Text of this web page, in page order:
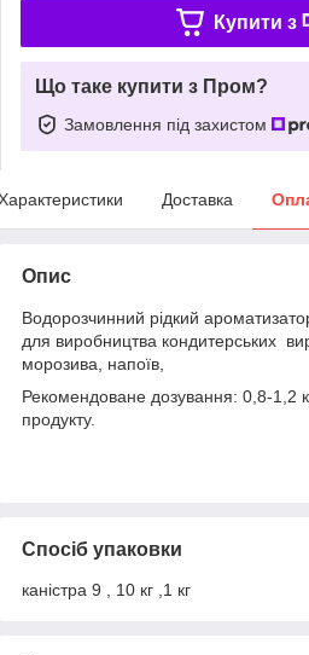
Купити з
Що таке купити з Пром?
Замовлення під захистом
Доставка
Опис
Водорозчинний рідкий
для виробництва кондитерських
морозива, напоїв,
Рекомендоване дозування: 0,8-1,2
продукту.
Спосіб упаковки
каністра 9 , 10 кг ,1 кг